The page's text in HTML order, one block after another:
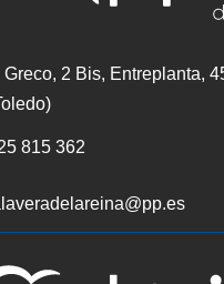
Greco, 2 Bis, Entreplanta,
815 362